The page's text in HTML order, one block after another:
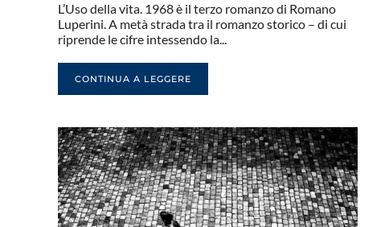
L’Uso della vita. 1968 è il terzo romanzo di Romano
Luperini. A metà strada tra il romanzo storico – di cui
riprende le cifre intessendo la...
CONTINUA A LEGGERE